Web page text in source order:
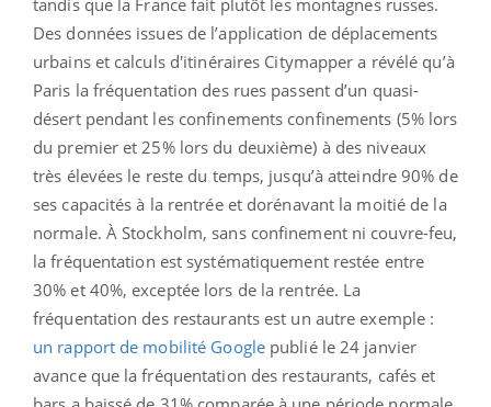
tandis que la France fait plutôt les montagnes russes.
Des données issues de l’application de déplacements
urbains et calculs d'itinéraires Citymapper a révélé qu’à
Paris la fréquentation des rues passent d’un quasi-
désert pendant les confinements confinements (5% lors
du premier et 25% lors du deuxième) à des niveaux
très élevées le reste du temps, jusqu’à atteindre 90% de
ses capacités à la rentrée et dorénavant la moitié de la
normale. À Stockholm, sans confinement ni couvre-feu,
la fréquentation est systématiquement restée entre
30% et 40%, exceptée lors de la rentrée. La
fréquentation des restaurants est un autre exemple :
un rapport de mobilité Googlepublié le 24 janvier
avance que la fréquentation des restaurants, cafés et